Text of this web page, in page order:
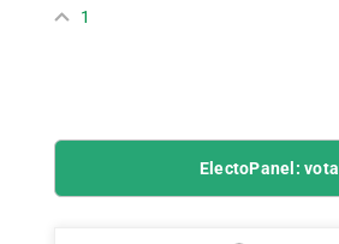
1
ElectoPanel: vota